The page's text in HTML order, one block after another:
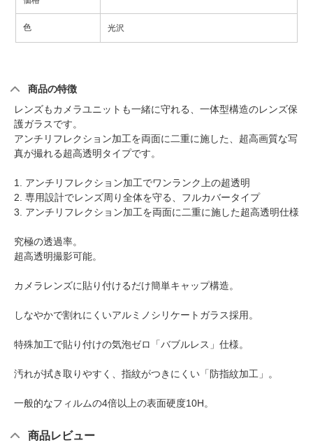
色 光沢
商品の特徴
レンズもカメラユニットも一緒に守れる、一体型構造のレンズ保
護ガラスです。
アンチリフレクション加工を両面に二重に施した、超高画質な写
真が撮れる超高透明タイプです。
1. アンチリフレクション加工でワンランク上の超透明
2. 専用設計でレンズ周り全体を守る、フルカバータイプ
3. アンチリフレクション加工を両面に二重に施した超高透明仕様
究極の透過率。
超高透明撮影可能。
カメラレンズに貼り付けるだけ簡単キャップ構造。
しなやかで割れにくいアルミノシリケートガラス採用。
特殊加工で貼り付けの気泡ゼロ「バブルレス」仕様。
汚れが拭き取りやすく、指紋がつきにくい「防指紋加工」。
一般的なフィルムの4倍以上の表面硬度10H。
商品レビュー